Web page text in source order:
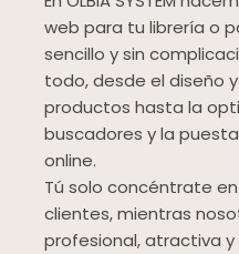
web para tu librería o
sencillo y sin
todo, desde el diseño
productos hasta la
buscadores y la
online.
Tú solo concéntrate
clientes, mientras
profesional, atractiva